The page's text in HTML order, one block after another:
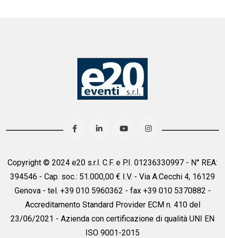
Copyright © 2024 e20 s.r.l. C.F. e P.I. 01236330997 - N° REA:
394546 - Cap. soc.: 51.000,00 € I.V. - Via A.Cecchi 4, 16129
Genova - tel. +39 010 5960362 - fax +39 010 5370882 -
Accreditamento Standard Provider ECM n. 410 del
23/06/2021 - Azienda con certificazione di qualità UNI EN
ISO 9001-2015